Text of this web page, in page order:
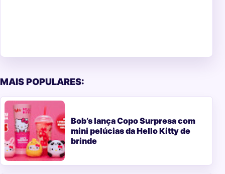
MAIS POPULARES:
Bob’s lança Copo Surpresa com
mini pelúcias da Hello Kitty de
brinde